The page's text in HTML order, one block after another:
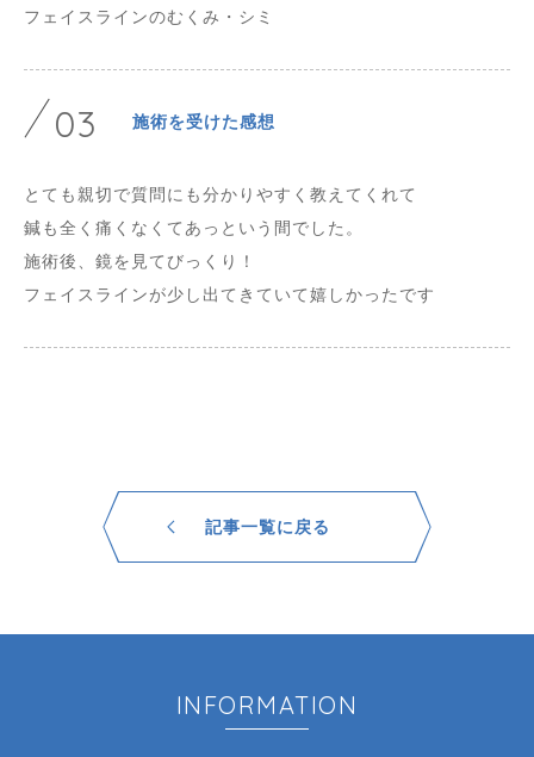
フェイスラインのむくみ・シミ
03 施術を受けた感想
とても親切で質問にも分かりやすく教えてくれて
鍼も全く痛くなくてあっという間でした。
施術後、鏡を見てびっくり！
フェイスラインが少し出てきていて嬉しかったです
記事一覧に戻る
INFORMATION